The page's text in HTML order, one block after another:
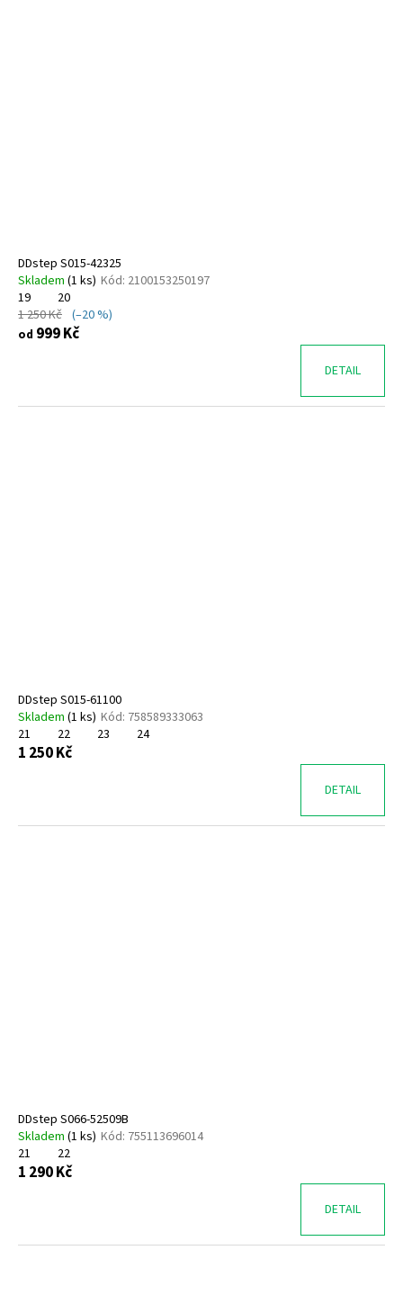
DDstep S015-42325
Skladem (1 ks) Kód: 2100153250197
19
20
1 250 Kč (–20 %)
od 999 Kč
DETAIL
DDstep S015-61100
Skladem (1 ks) Kód: 758589333063
21
22 23 24
1 250 Kč
DETAIL
DDstep S066-52509B
Skladem (1 ks) Kód: 755113696014
21
22
1 290 Kč
DETAIL